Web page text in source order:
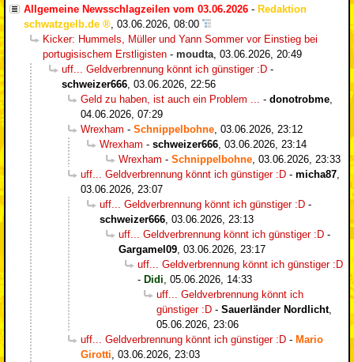
Allgemeine Newsschlagzeilen vom 03.06.2026 - Redaktion
schwatzgelb.de
, 03.06.2026, 08:00
Kicker: Hummels, Müller und Yann Sommer vor Einstieg bei
portugisischem Erstligisten - moudta, 03.06.2026, 20:49
uff... Geldverbrennung könnt ich günstiger :D -
schweizer666, 03.06.2026, 22:56
Geld zu haben, ist auch ein Problem ... - donotrobme,
04.06.2026, 07:29
Wrexham - Schnippelbohne, 03.06.2026, 23:12
Wrexham - schweizer666, 03.06.2026, 23:14
Wrexham - Schnippelbohne, 03.06.2026, 23:33
uff... Geldverbrennung könnt ich günstiger :D - micha87,
03.06.2026, 23:07
uff... Geldverbrennung könnt ich günstiger :D -
schweizer666, 03.06.2026, 23:13
uff... Geldverbrennung könnt ich günstiger :D -
Gargamel09, 03.06.2026, 23:17
uff... Geldverbrennung könnt ich günstiger :D
- Didi, 05.06.2026, 14:33
uff... Geldverbrennung könnt ich
günstiger :D - Sauerländer Nordlicht,
05.06.2026, 23:06
uff... Geldverbrennung könnt ich günstiger :D - Mario
Girotti, 03.06.2026, 23:03